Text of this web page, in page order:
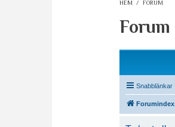
HEM / FORUM
Forum